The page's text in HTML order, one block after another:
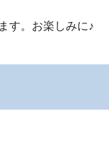
す。お楽しみに♪